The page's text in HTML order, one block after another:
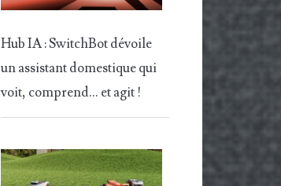
Hub IA : SwitchBot dévoile
un assistant domestique qui
voit, comprend… et agit !